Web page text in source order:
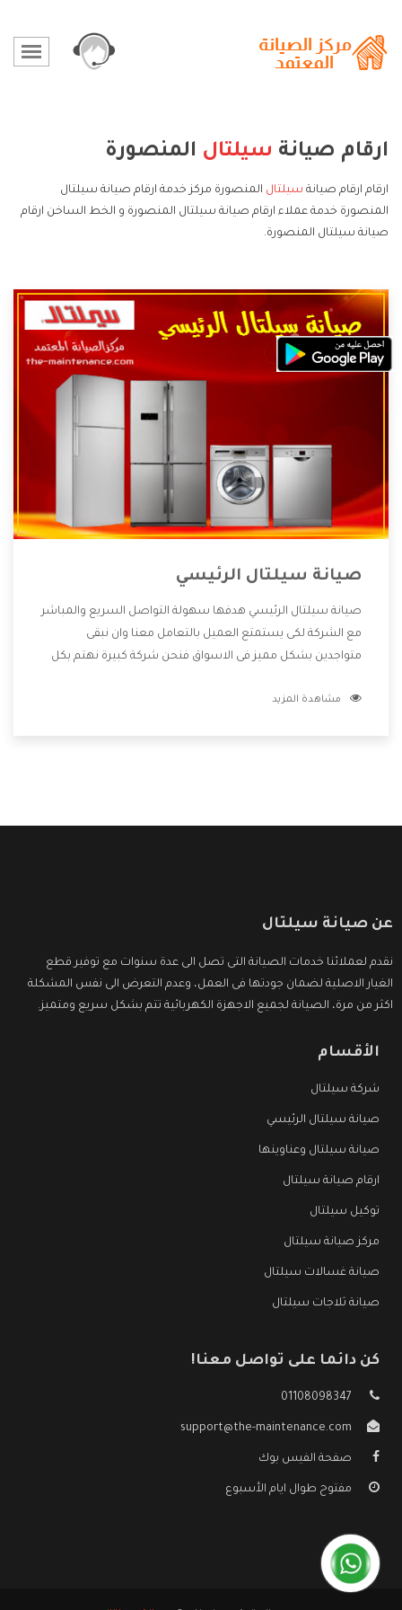
ارقام صيانة سيلتال المنصورة
ارقام ارقام صيانة سيلتال المنصورة مركز خدمة ارقام صيانة سيلتال
المنصورة خدمة عملاء ارقام صيانة سيلتال المنصورة و الخط الساخن ارقام
صيانة سيلتال المنصورة.
صيانة سيلتال الرئيسي
صيانة سيلتال الرئيسي هدفها سهولة التواصل السريع والمباشر
مع الشركة لكى يستمتع العميل بالتعامل معنا وان نبقى
متواجدين بشكل مميز فى الاسواق فنحن شركة كبيرة نهتم بكل
الشركة بها والتى تكون منها خدمة الصيانة التى تكون من أهم
مشاهدة المزيد
عن صيانة سيلتال
نقدم لعملائنا خدمات الصيانة التى تصل الى عدة سنوات مع توفير قطع
الغيار الاصلية لضمان جودتها فى العمل، وعدم التعرض الى نفس المشكلة
اكثر من مرة، الصيانة لجميع الاجهزة الكهربائية تتم بشكل سريع ومتميز.
الأقسام
شركة سيلتال
صيانة سيلتال الرئيسي
صيانة سيلتال وعناوينها
ارقام صيانة سيلتال
توكيل سيلتال
مركز صيانة سيلتال
صيانة غسالات سيلتال
صيانة ثلاجات سيلتال
كن دائما على تواصل معنا!
01108098347
support@the-maintenance.com
صفحة الفيس بوك
مفتوح طوال ايام الأسبوع